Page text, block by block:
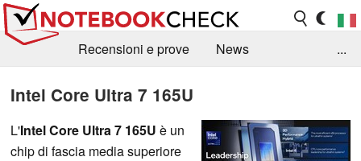
Recensioni e prove
News
Contact
...
Intel Core Ultra 7 165U
L'Intel Core Ultra 7 165U è un
chip di fascia media superiore